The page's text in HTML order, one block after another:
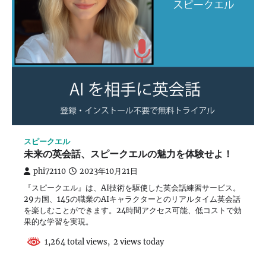
スピークエル
未来の英会話、スピークエルの魅力を体験せよ！
phi72110 2023年10月21日
『スピークエル』は、AI技術を駆使した英会話練習サービス。
29カ国、145の職業のAIキャラクターとのリアルタイム英会話
を楽しむことができます。24時間アクセス可能、低コストで効
果的な学習を実現。
1,264 total views, 2 views today